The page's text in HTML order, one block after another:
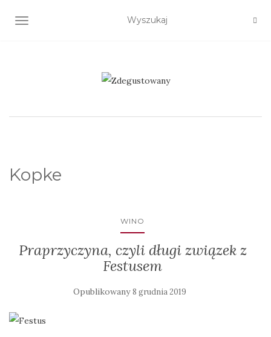
TOGGLE NAVIGATION
Kopke
WINO
Praprzyczyna, czyli długi związek z
Festusem
Opublikowany8 grudnia 2019